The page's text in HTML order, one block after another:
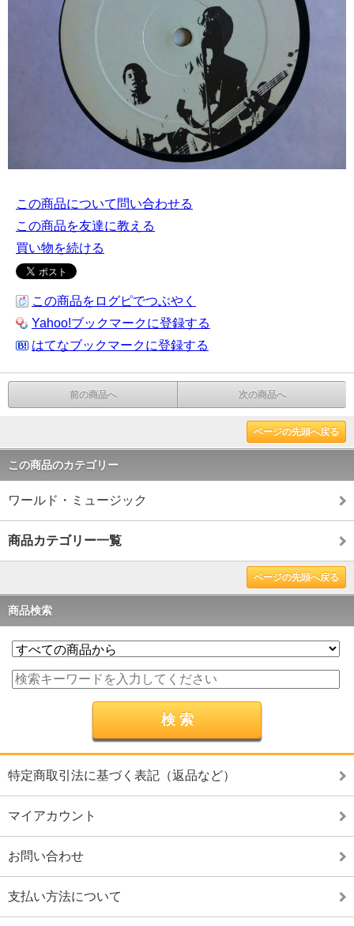
この商品について問い合わせる
この商品を友達に教える
買い物を続ける
この商品をログピでつぶやく
Yahoo!ブックマークに登録する
はてなブックマークに登録する
前の商品へ 次の商品へ
ページの先頭へ戻る
この商品のカテゴリー
ワールド・ミュージック
商品カテゴリー一覧
ページの先頭へ戻る
商品検索
特定商取引法に基づく表記（返品など）
マイアカウント
お問い合わせ
支払い方法について